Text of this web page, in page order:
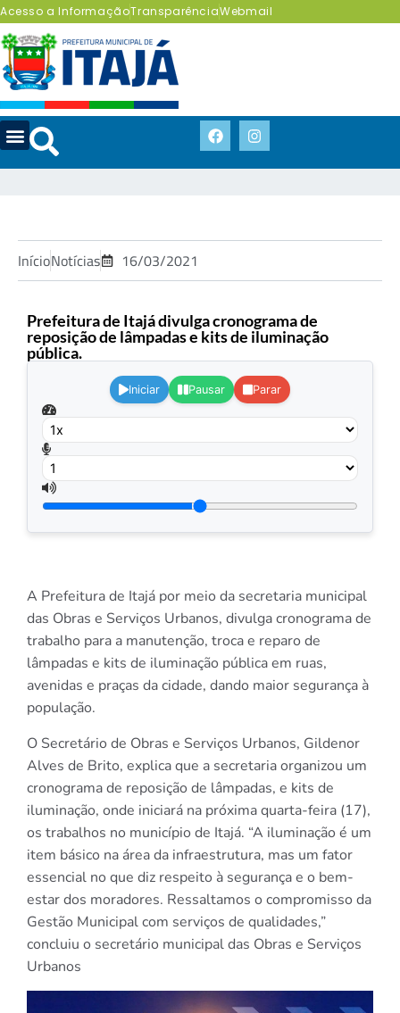
Acesso a InformaçãoTransparênciaWebmail
InícioNotícias 16/03/2021
Prefeitura de Itajá divulga cronograma de
reposição de lâmpadas e kits de iluminação
pública.
Iniciar Pausar Parar
A Prefeitura de Itajá por meio da secretaria municipal
das Obras e Serviços Urbanos, divulga cronograma de
trabalho para a manutenção, troca e reparo de
lâmpadas e kits de iluminação pública em ruas,
avenidas e praças da cidade, dando maior segurança à
população.
O Secretário de Obras e Serviços Urbanos, Gildenor
Alves de Brito, explica que a secretaria organizou um
cronograma de reposição de lâmpadas, e kits de
iluminação, onde iniciará na próxima quarta-feira (17),
os trabalhos no município de Itajá. “A iluminação é um
item básico na área da infraestrutura, mas um fator
essencial no que diz respeito à segurança e o bem-
estar dos moradores. Ressaltamos o compromisso da
Gestão Municipal com serviços de qualidades,”
concluiu o secretário municipal das Obras e Serviços
Urbanos